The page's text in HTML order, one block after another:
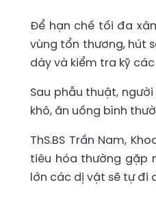
Để hạn chế tối đa
vùng tổn thương, hút
dày và kiểm tra kỹ
Sau phẫu thuật,
khô, ăn uống bình
ThS.BS Trần Nam,
tiêu hóa thường gặp
lớn các dị vật sẽ tự đi